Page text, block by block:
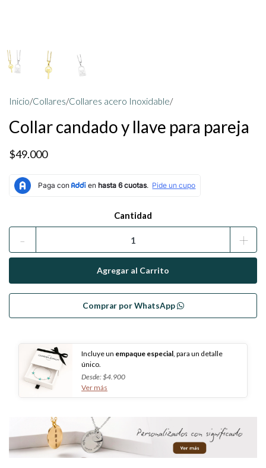
Inicio/Collares/Collares acero Inoxidable/
Collar candado y llave para pareja
$49.000
Cantidad
- +
Comprar por WhatsApp
Incluye un empaque especial , para un detalle
único.
Desde: $4.900
Ver más